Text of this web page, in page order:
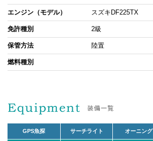
エンジン（モデル） スズキDF225TX
免許種別 2級
保管方法 陸置
燃料種別
GPS魚探 サーチライト オーニング